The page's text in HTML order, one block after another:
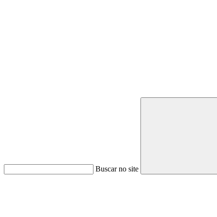
Buscar no site